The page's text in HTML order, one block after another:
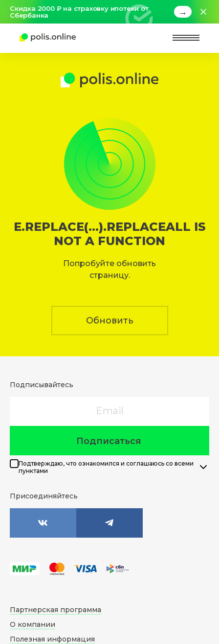
Скидка 2000 ₽ на страховку ипотеки от
Сбербанка
→
E.REPLACE(...).REPLACEALL IS
NOT A FUNCTION
Попробуйте обновить
страницу.
Обновить
Подписывайтесь
Подписаться
Подтверждаю, что ознакомился и соглашаюсь со всеми
пунктами
Присоединяйтесь
Партнерская программа
О компании
Полезная информация